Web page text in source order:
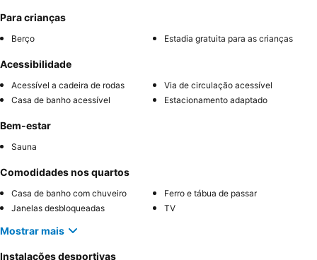
Para crianças
Berço Estadia gratuita para as crianças
Acessibilidade
Acessível a cadeira de rodas
Via de circulação acessível
Casa de banho acessível
Estacionamento adaptado
Bem-estar
Sauna
Comodidades nos quartos
Casa de banho com chuveiro
Ferro e tábua de passar
Janelas desbloqueadas
TV
Mostrar mais
Instalações desportivas